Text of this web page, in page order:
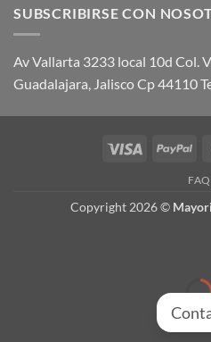
SUBSCRIBIRSE CON
Av Vallarta 3233 local 10d Col.
Guadalajara, Jalisco Cp 44110
Visa
FAQ
Copyright 2026 ©